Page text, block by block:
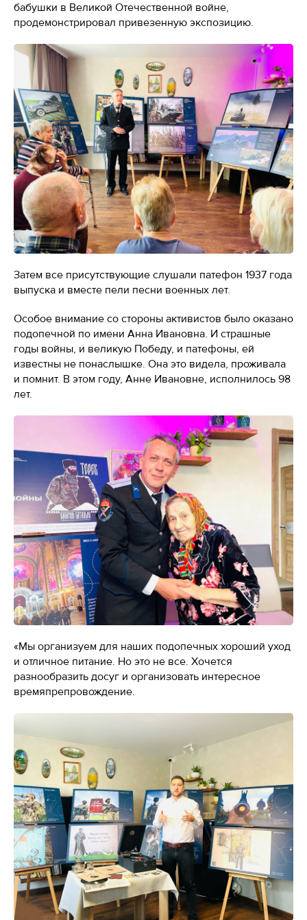
бабушки в Великой Отечественной войне,
продемонстрировал привезенную экспозицию.
Затем все присутствующие слушали патефон 1937 года
выпуска и вместе пели песни военных лет.
Особое внимание со стороны активистов было оказано
подопечной по имени Анна Ивановна. И страшные
годы войны, и великую Победу, и патефоны, ей
известны не понаслышке. Она это видела, проживала
и помнит. В этом году, Анне Ивановне, исполнилось 98
лет.
«Мы организуем для наших подопечных хороший уход
и отличное питание. Но это не все. Хочется
разнообразить досуг и организовать интересное
времяпрепровождение.